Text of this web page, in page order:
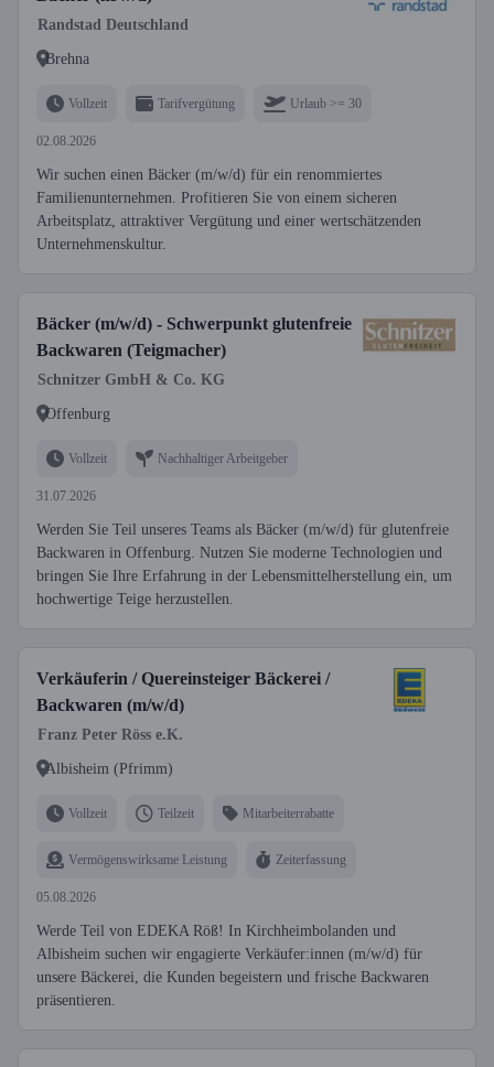
Randstad Deutschland
Brehna
Vollzeit Tarifvergütung Urlaub >= 30
02.08.2026
Wir suchen einen Bäcker (m/w/d) für ein renommiertes
Familienunternehmen. Profitieren Sie von einem sicheren
Arbeitsplatz, attraktiver Vergütung und einer wertschätzenden
Unternehmenskultur.
Bäcker (m/w/d) - Schwerpunkt glutenfreie
Backwaren (Teigmacher)
Schnitzer GmbH & Co. KG
Offenburg
Vollzeit Nachhaltiger Arbeitgeber
31.07.2026
Werden Sie Teil unseres Teams als Bäcker (m/w/d) für glutenfreie
Backwaren in Offenburg. Nutzen Sie moderne Technologien und
bringen Sie Ihre Erfahrung in der Lebensmittelherstellung ein, um
hochwertige Teige herzustellen.
Verkäuferin / Quereinsteiger Bäckerei /
Backwaren (m/w/d)
Franz Peter Röss e.K.
Albisheim (Pfrimm)
Vollzeit Teilzeit Mitarbeiterrabatte
Vermögenswirksame Leistung Zeiterfassung
05.08.2026
Werde Teil von EDEKA Röß! In Kirchheimbolanden und
Albisheim suchen wir engagierte Verkäufer:innen (m/w/d) für
unsere Bäckerei, die Kunden begeistern und frische Backwaren
präsentieren.